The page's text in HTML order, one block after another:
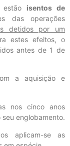
isentos de
das operações
detidos por um
estes efeitos, o
antes de 1 de
a aquisição e
nos cinco anos
englobamento.
aplicam-se as